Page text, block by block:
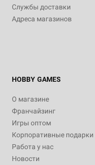
Службы доставки
Адреса магазинов
HOBBY GAMES
О магазине
Франчайзинг
Игры оптом
Корпоративные подарки
Работа у нас
Новости